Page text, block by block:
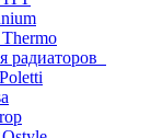
радиаторов